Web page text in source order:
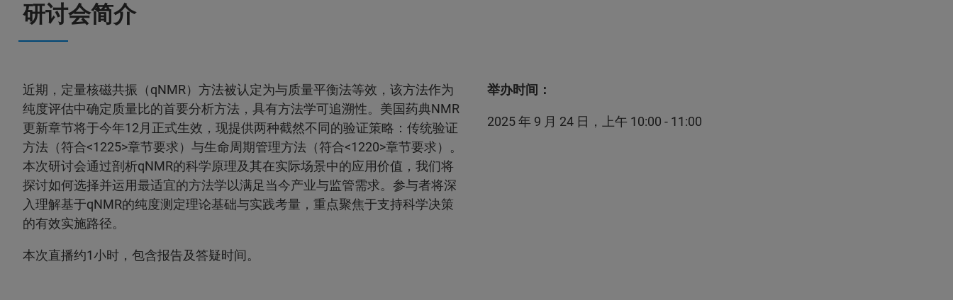
研讨会简介
近期，定量核磁共振（qNMR）方法被认定为与质量平衡法等效，该方法作为
纯度评估中确定质量比的首要分析方法，具有方法学可追溯性。美国药典NMR
更新章节将于今年12月正式生效，现提供两种截然不同的验证策略：传统验证
方法（符合<1225>章节要求）与生命周期管理方法（符合<1220>章节要求）。
本次研讨会通过剖析qNMR的科学原理及其在实际场景中的应用价值，我们将
探讨如何选择并运用最适宜的方法学以满足当今产业与监管需求。参与者将深
入理解基于qNMR的纯度测定理论基础与实践考量，重点聚焦于支持科学决策
的有效实施路径。
本次直播约1小时，包含报告及答疑时间。
举办时间：
2025 年 9 月 24 日，上午 10:00 - 11:00